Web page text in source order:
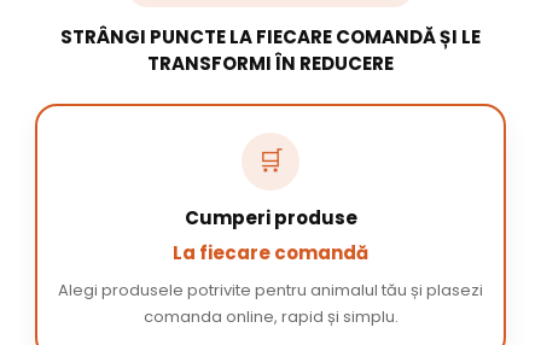
STRÂNGI PUNCTE LA FIECARE COMANDĂ ȘI LE
TRANSFORMI ÎN REDUCERE
🛒
Cumperi produse
La fiecare comandă
Alegi produsele potrivite pentru animalul tău și plasezi
comanda online, rapid și simplu.